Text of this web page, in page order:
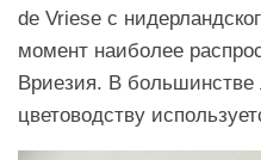
de Vriese с
момент наиболее
Вриезия. В большинстве
цветоводству